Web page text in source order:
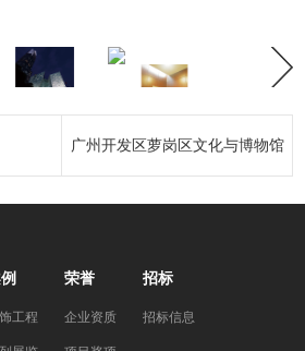
广州开发区萝岗区文化与博物馆
工程
荣誉
企业资质
招标
招标信息